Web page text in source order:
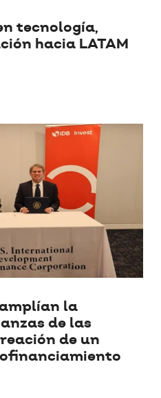
tecnología,
hacia LATAM
la
de las
de un